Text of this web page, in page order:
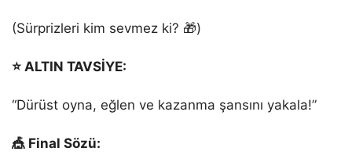
(Sürprizleri kim sevmez ki? 🎁)
⭐️ ALTIN TAVSİYE:
“Dürüst oyna, eğlen ve kazanma şansını yakala!”
🎪 Final Sözü: